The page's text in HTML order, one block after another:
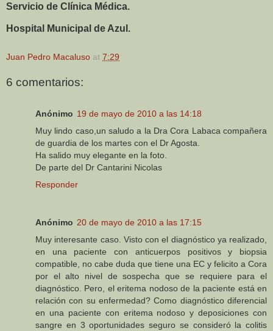
Servicio de Clínica Médica.
Hospital Municipal de Azul.
Juan Pedro Macaluso at 7:29
6 comentarios:
Anónimo 19 de mayo de 2010 a las 14:18
Muy lindo caso,un saludo a la Dra Cora Labaca compañera
de guardia de los martes con el Dr Agosta.
Ha salido muy elegante en la foto.
De parte del Dr Cantarini Nicolas
Responder
Anónimo 20 de mayo de 2010 a las 17:15
Muy interesante caso. Visto con el diagnóstico ya realizado,
en una paciente con anticuerpos positivos y biopsia
compatible, no cabe duda que tiene una EC y felicito a Cora
por el alto nivel de sospecha que se requiere para el
diagnóstico. Pero, el eritema nodoso de la paciente está en
relación con su enfermedad? Como diagnóstico diferencial
en una paciente con eritema nodoso y deposiciones con
sangre en 3 oportunidades seguro se consideró la colitis